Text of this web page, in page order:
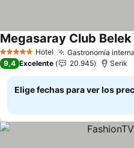
5 Estrellas Hotel Gastronomía
Megasaray Club Belek
9,4 Excelente 20.945 Serik
Elige fechas para ver los